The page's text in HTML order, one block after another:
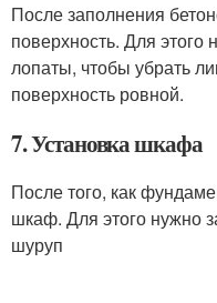
После заполнения
поверхность. Для
лопаты, чтобы убрать
поверхность ровной.
7. Установка шкафа
После того, как
шкаф. Для этого нужно
шуруп